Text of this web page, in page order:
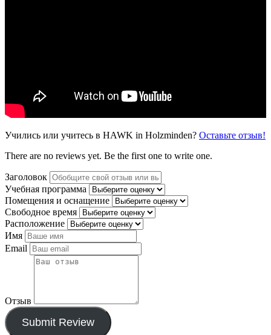
Учились или учитесь в HAWK in Holzminden? Оставьте отзыв!
There are no reviews yet. Be the first one to write one.
Заголовок
Учебная программа
Помещения и оснащение
Свободное время
Расположение
Имя
Email
Отзыв
Submit Review